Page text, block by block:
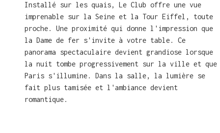
Installé sur les quais, Le Club offre une vue
imprenable sur la Seine et la Tour Eiffel, toute
proche. Une proximité qui donne l'impression que
la Dame de fer s'invite à votre table. Ce
panorama spectaculaire devient grandiose lorsque
la nuit tombe progressivement sur la ville et que
Paris s'illumine. Dans la salle, la lumière se
fait plus tamisée et l'ambiance devient
romantique.